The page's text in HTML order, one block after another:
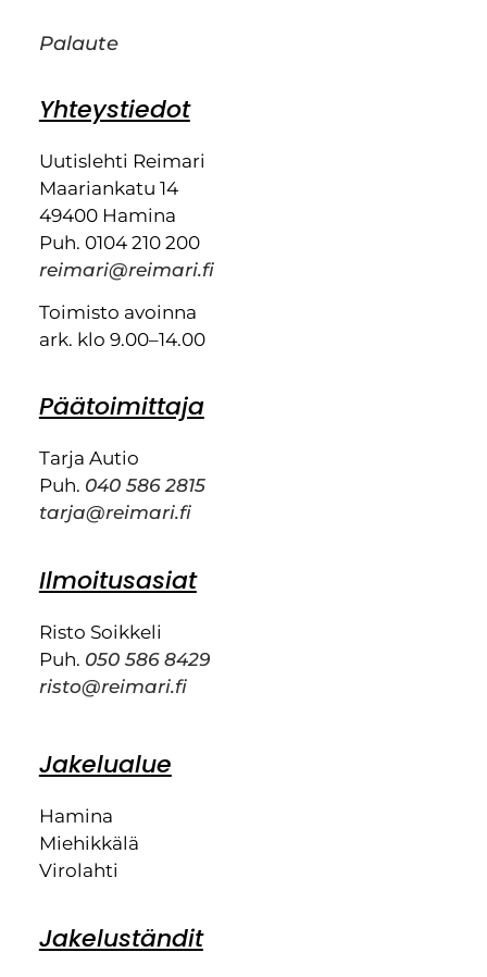
Palaute
Yhteystiedot
Uutislehti Reimari
Maariankatu 14
49400 Hamina
Puh. 0104 210 200
reimari@reimari.fi
Toimisto avoinna
ark. klo 9.00–14.00
Päätoimittaja
Tarja Autio
Puh. 040 586 2815
tarja@reimari.fi
Ilmoitusasiat
Risto Soikkeli
Puh. 050 586 8429
risto@reimari.fi
Jakelualue
Hamina
Miehikkälä
Virolahti
Jakeluständit